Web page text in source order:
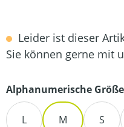
Leider ist dieser
Sie können gerne mit
Alphanumerische
L M S